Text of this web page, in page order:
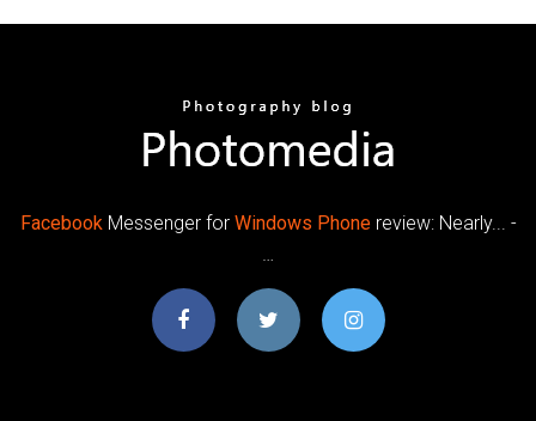
Facebook Messenger for Windows Phonereview: Nearly... -